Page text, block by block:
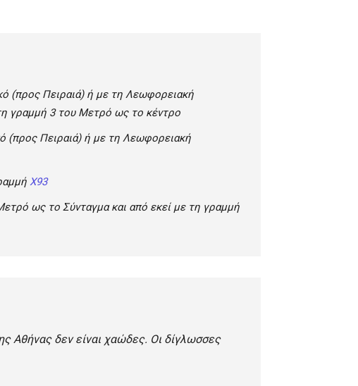
(προς Πειραιά) ή με τη Λεωφορειακή
γραμμή 3 του Μετρό ως το κέντρο
(προς Πειραιά) ή με τη Λεωφορειακή
Χ93
ως το Σύνταγμα και από εκεί με τη γραμμή
Αθήνας δεν είναι χαώδες. Οι δίγλωσσες